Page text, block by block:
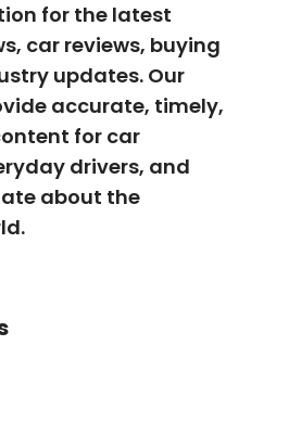
for the latest
car reviews, buying
updates. Our
accurate, timely,
for car
drivers, and
about the